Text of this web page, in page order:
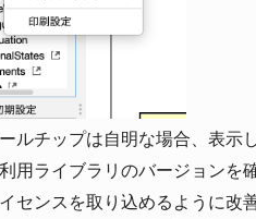
ルチップは自明な場合、表示
用ライブラリのバージョンを
センスを取り込めるように改